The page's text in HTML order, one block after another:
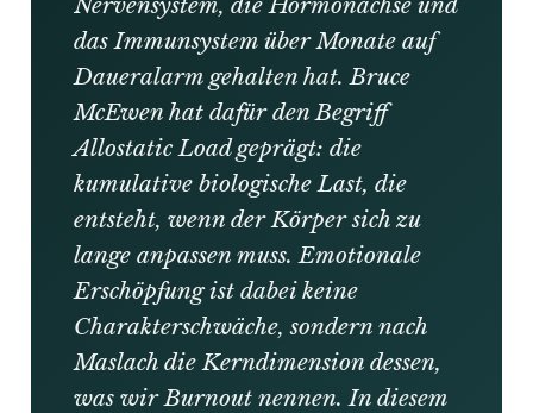
das Immunsystem über Monate auf
Daueralarm gehalten hat. Bruce
McEwen hat dafür den Begriff
Allostatic Load geprägt: die
kumulative biologische Last, die
entsteht, wenn der Körper sich zu
lange anpassen muss. Emotionale
Erschöpfung ist dabei keine
Charakterschwäche, sondern nach
Maslach die Kerndimension dessen,
was wir Burnout nennen. In diesem